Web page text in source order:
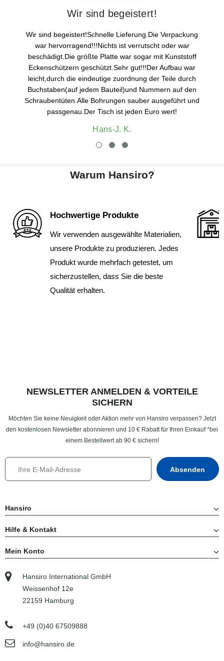
Wir sind begeistert!
Wir sind begeistert!Schnelle Lieferung.Die Verpackung
war hervorragend!!!Nichts ist verrutscht oder war
beschädigt.Die größte Platte war sogar mit Kunststoff
Eckenschützern geschützt.Sehr gut!!!Der Aufbau war
leicht,durch die eindeutige zuordnung der Teile durch
Buchstaben(auf jedem Bauteil)und Nummern auf den
Schraubentüten.Alle Bohrungen sauber ausgeführt und
passgenau.Der Tisch ist jeden Euro wert!
Hans-J. K.
Warum Hansiro?
Hochwertige Produkte
Wir verwenden ausgewählte Materialien,
unsere Produkte zu produzieren. Jedes
Produkt wurde mehrfach getestet, um
sicherzustellen, dass Sie die beste
Qualität erhalten.
NEWSLETTER ANMELDEN & VORTEILE
SICHERN
Möchten Sie keine Neuigkeit oder Aktion mehr von Hansiro verpassen? Jetzt
den kostenlosen Newsletter abonnieren und 10 € Rabatt für Ihren Einkauf *bei
einem Bestellwert ab 90 € sichern!
Hansiro
Hilfe & Kontakt
Mein Konto
Hansiro International GmbH
Weissenhof 12e
22159 Hamburg
+49 (0)40 67509888
info@hansiro.de